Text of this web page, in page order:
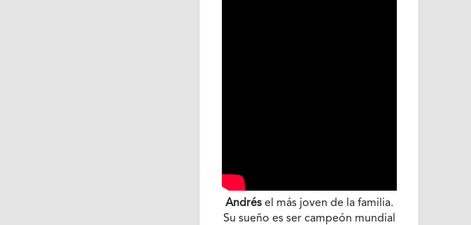
Andrésel más joven de la familia.
Su sueño es ser campeón mundial